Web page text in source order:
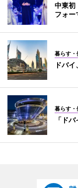
中東
フォー
暮らす・
ドバ
暮らす・
「ド